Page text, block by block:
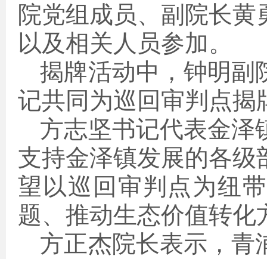
院党组成员、副院长
以及相关人员参加。
揭牌活动中 ，钟明副
记共同为巡回审判点揭
方志坚书记代表金泽
支持金泽镇发展的各级
望以巡回审判点为纽
题、推动生态价值转化
方正杰院长表示，青